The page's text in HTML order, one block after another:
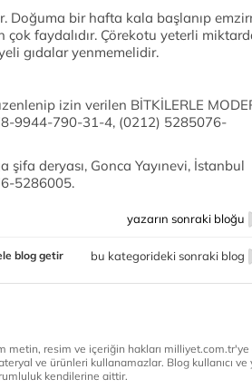
Doğuma bir hafta kala başlanıp
çok faydalıdır. Çörekotu yeterli
gıdalar yenmemelidir.
izin verilen BİTKİLERLE
9944-790-31-4, (0212) 5285076-
şifa deryası, Gonca Yayınevi, İstanbul
5286005.
yazarın sonraki bloğu
bu kategorideki sonraki blog
blog getir
metin, resim ve içeriğin hakları
ve ürünleri kullanamazlar. Blog kullanıcı ve
kendilerine aittir.